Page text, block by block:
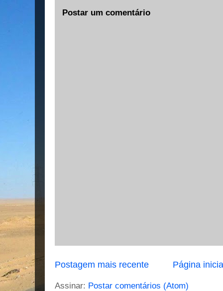
Postar um comentário
Postagem mais recente Página
Assinar: Postar comentários (Atom)